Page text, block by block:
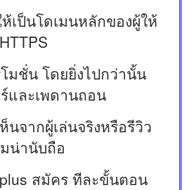
เป็นโดเมนหลักของผู้ให้
มชั่น โดยยิ่งไปกว่านั้น
ร์และเพดานถอน
จากผู้เล่นจริงหรือรีวิว
น่านับถือ
สมัคร ทีละขั้นตอน